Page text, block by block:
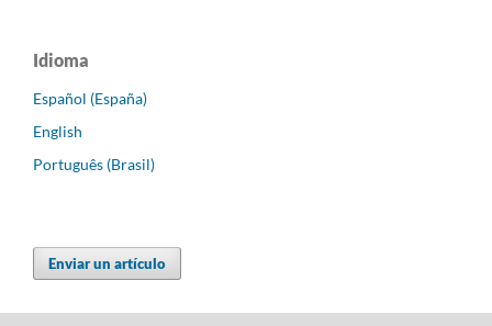
Idioma
Español (España)
English
Português (Brasil)
Enviar un artículo